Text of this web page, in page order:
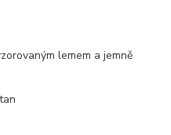
lemem a jemně